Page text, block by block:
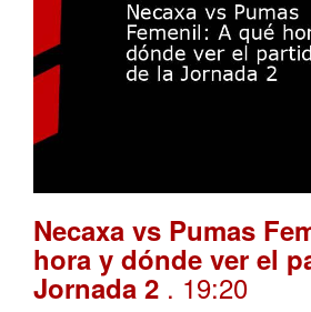
Necaxa vs Pumas
hora y dónde ver el
Jornada 2 . 19:20